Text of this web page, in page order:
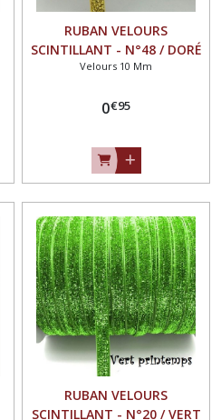
RUBAN VELOURS
SCINTILLANT - N°48 / DORÉ
** 10 mm ** GALON
au mètre
Velours 10 Mm
0€95
RUBAN VELOURS
SCINTILLANT - N°20 / VERT